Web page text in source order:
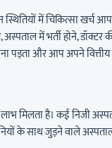
में चिकित्सा खर्च
में भर्ती होने,
पड़ता और आप अपने
मिलता है। कई निजी
के साथ जुड़ने वाले